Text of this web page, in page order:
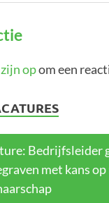
opom een
Bedrijfsleider
met kans